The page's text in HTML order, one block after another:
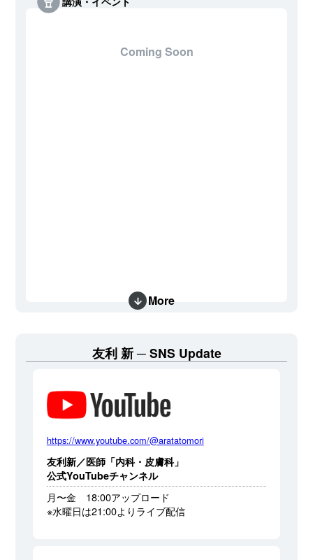
Coming Soon
More
友利 新 SNS Update
https://www.youtube.com/@aratatomori
友利新／医師「内科・皮膚科」
公式YouTubeチャンネル
月〜金 18:00アップロード
※水曜日は21:00よりライブ配信